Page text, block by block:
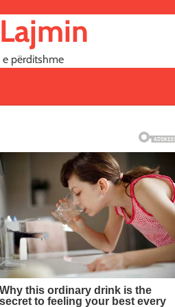
e përditshme